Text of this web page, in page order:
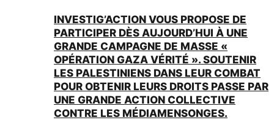
INVESTIG’ACTION VOUS PROPOSE DE
PARTICIPER DÈS AUJOURD’HUI À UNE
GRANDE CAMPAGNE DE MASSE «
OPÉRATION GAZA VÉRITÉ ». SOUTENIR
LES PALESTINIENS DANS LEUR COMBAT
POUR OBTENIR LEURS DROITS PASSE PAR
UNE GRANDE ACTION COLLECTIVE
CONTRE LES MÉDIAMENSONGES.